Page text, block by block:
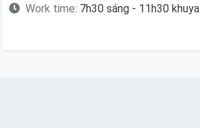
Work time: 7h30 sáng - 11h30 khuya